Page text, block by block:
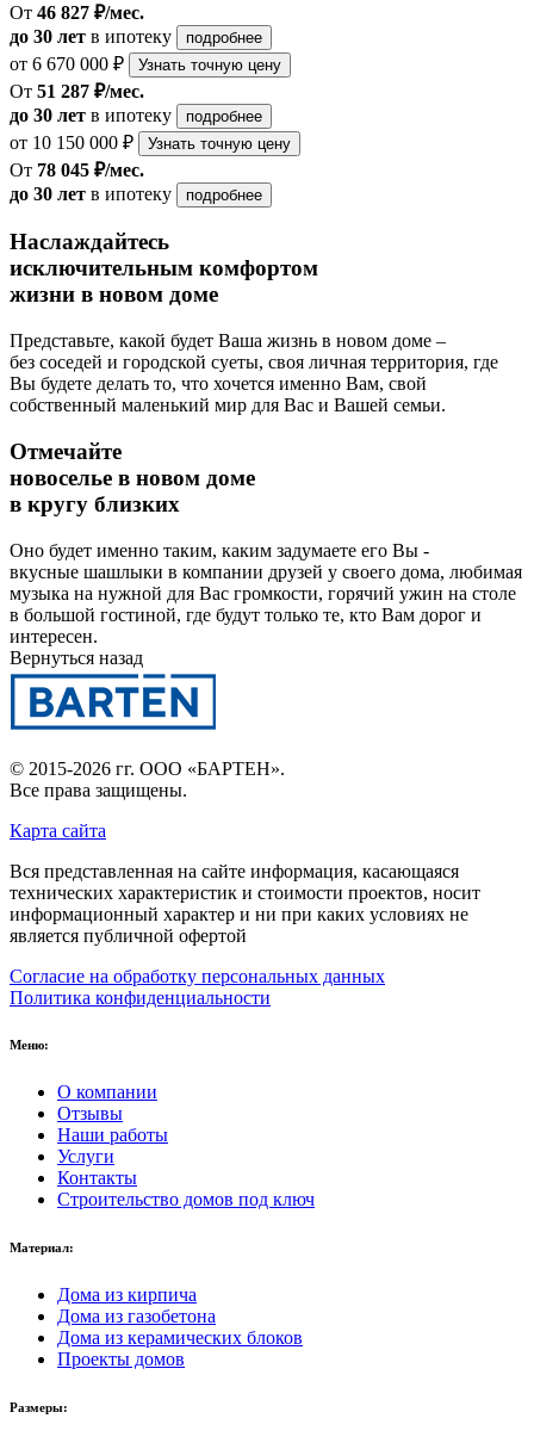
От 46 827 ₽/мес.
до 30 лет в ипотеку подробнее
от 6 670 000 ₽ Узнать точную цену
От 51 287 ₽/мес.
до 30 лет в ипотеку подробнее
от 10 150 000 ₽ Узнать точную цену
От 78 045 ₽/мес.
до 30 лет в ипотеку подробнее
Наслаждайтесь
исключительным комфортом
жизни в новом доме
Представьте, какой будет Ваша жизнь в новом доме –
без соседей и городской суеты, своя личная территория, где
Вы будете делать то, что хочется именно Вам, свой
собственный маленький мир для Вас и Вашей семьи.
Отмечайте
новоселье в новом доме
в кругу близких
Оно будет именно таким, каким задумаете его Вы -
вкусные шашлыки в компании друзей у своего дома, любимая
музыка на нужной для Вас громкости, горячий ужин на столе
в большой гостиной, где будут только те, кто Вам дорог и
интересен.
Вернуться назад
© 2015-2026 гг. ООО «БАРТЕН».
Все права защищены.
Карта сайта
Вся представленная на сайте информация, касающаяся
технических характеристик и стоимости проектов, носит
информационный характер и ни при каких условиях не
является публичной офертой
Согласие на обработку персональных данных
Политика конфиденциальности
Меню:
О компании
Отзывы
Наши работы
Услуги
Контакты
Строительство домов под ключ
Материал:
Дома из кирпича
Дома из газобетона
Дома из керамических блоков
Проекты домов
Размеры: